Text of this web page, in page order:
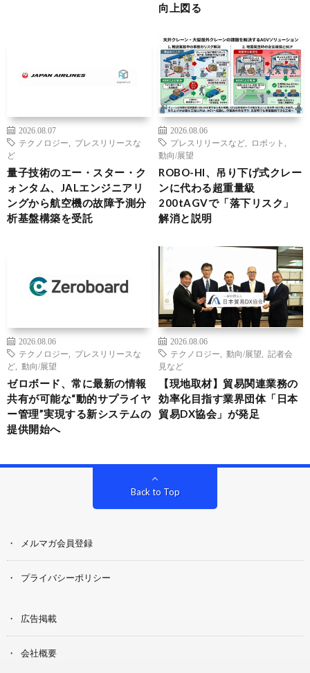
向上図る
2026.08.07
テクノロジー
プレスリリースな
ど
量子技術のエー・スター・ク
ォンタム、JALエンジニアリ
ングから航空機の故障予測分
析基盤構築を受託
2026.08.06
プレスリリースなど
ロボット
動向/展望
ROBO-HI、吊り下げ式クレー
ンに代わる超重量級
200tAGVで「落下リスク」
解消と説明
2026.08.06
テクノロジー
プレスリリースな
ど
動向/展望
ゼロボード、常に最新の情報
共有が可能な“動的サプライヤ
ー管理”実現する新システムの
提供開始へ
2026.08.06
テクノロジー
動向/展望
記者会
見など
【現地取材】貿易関連業務の
効率化目指す業界団体「日本
貿易DX協会」が発足
Back to Top
メルマガ会員登録
プライバシーポリシー
広告掲載
会社概要